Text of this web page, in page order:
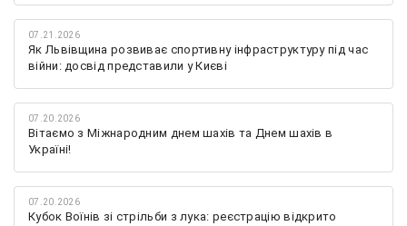
07.21.2026
Як Львівщина розвиває спортивну інфраструктуру під час
війни: досвід представили у Києві
07.20.2026
Вітаємо з Міжнародним днем шахів та Днем шахів в
Україні!
07.20.2026
Кубок Воїнів зі стрільби з лука: реєстрацію відкрито